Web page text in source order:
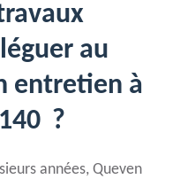
au
entretien à
?
années, Queven